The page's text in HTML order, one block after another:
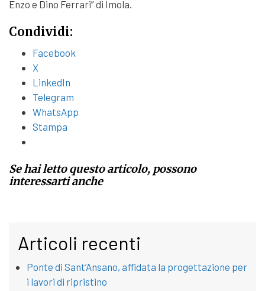
Enzo e Dino Ferrari” di Imola.
Condividi:
Facebook
X
LinkedIn
Telegram
WhatsApp
Stampa
Se hai letto questo articolo, possono
interessarti anche
Articoli recenti
Ponte di Sant’Ansano, affidata la progettazione per
i lavori di ripristino